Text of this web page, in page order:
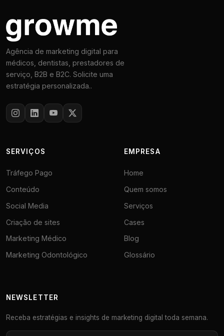
Agência de marketing digital para
médicos, dentistas, prestadores de
serviço, B2B e B2C. Solicite uma
estratégia personalizada..
SERVIÇOS
Tráfego Pago
Conteúdo
Social Media
Criação de sites
Marketing Médico
Marketing Odontológico
EMPRESA
Home
Quem somos
Serviços
Cases
Blog
Glossário
NEWSLETTER
Receba estratégias e insights de marketing digital toda semana.